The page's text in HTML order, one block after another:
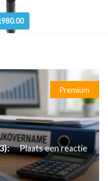
Premium
Plaats een reactie